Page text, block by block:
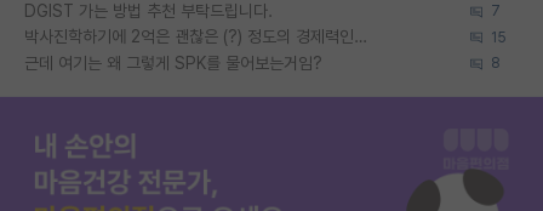
DGIST 가는 방법 추천 부탁드립니다. 7
박사진학하기에 2억은 괜찮은 (?) 정도의 경제력인가요 15
근데 여기는 왜 그렇게 SPK를 물어보는거임? 8